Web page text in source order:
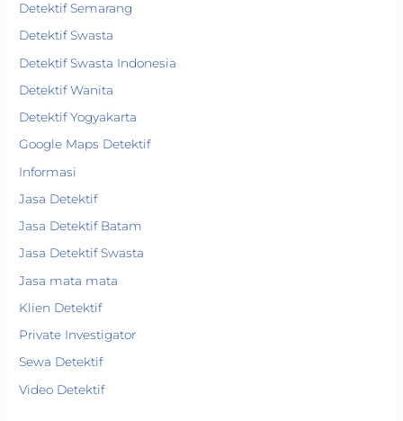
Detektif Semarang
Detektif Swasta
Detektif Swasta Indonesia
Detektif Wanita
Detektif Yogyakarta
Google Maps Detektif
Informasi
Jasa Detektif
Jasa Detektif Batam
Jasa Detektif Swasta
Jasa mata mata
Klien Detektif
Private Investigator
Sewa Detektif
Video Detektif